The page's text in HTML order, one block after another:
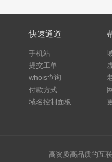
快速通道
手机站
提交工单
whois查询
付款方式
域名控制面板
高资质高品质的互